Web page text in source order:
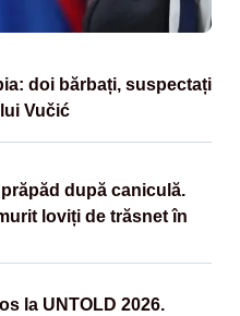
doi bărbați, suspectați
Vučić
după caniculă.
loviți de trăsnet în
la UNTOLD 2026.